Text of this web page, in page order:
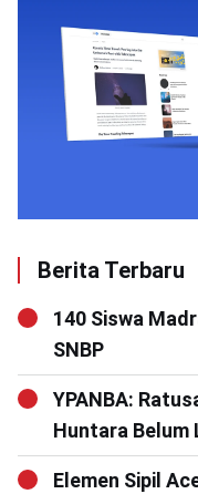
Berita Terbaru
140 Siswa
SNBP
YPANBA:
Huntara Belum
Elemen Sipil